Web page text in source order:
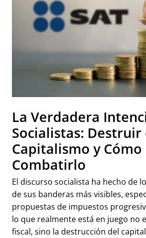
La Verdadera
Socialistas: Destruir
Capitalismo y Cómo
Combatirlo
El discurso socialista ha hecho de
de sus banderas más visibles,
propuestas de impuestos
lo que realmente está en juego no
fiscal, sino la destrucción del